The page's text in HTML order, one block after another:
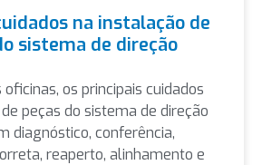
na instalação de
sistema de direção
os principais cuidados
peças do sistema de direção
diagnóstico, conferência,
reaperto, alinhamento e